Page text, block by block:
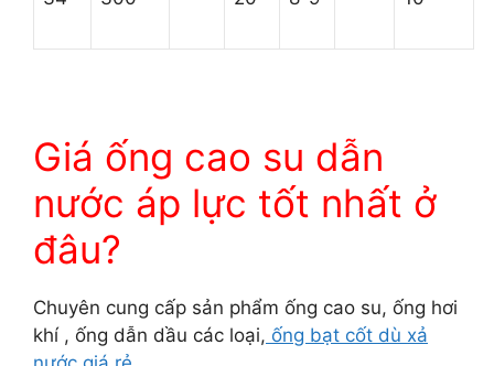
Giá ống cao su dẫn
nước áp lực tốt nhất ở
đâu?
Chuyên cung cấp sản phẩm ống cao su, ống hơi
khí , ống dẫn dầu các loại, ống bạt cốt dù xả